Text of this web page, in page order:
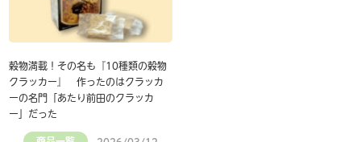
穀物満載！その名も『10種類の穀物
クラッカー』 作ったのはクラッカ
ーの名門「あたり前田のクラッカ
ー」だった